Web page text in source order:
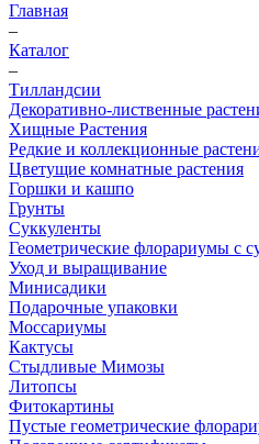
Главная
–
Каталог
–
Тилландсии
Декоративно-лиственные
Хищные Растения
Редкие и коллекционные
Цветущие комнатные растения
Горшки и кашпо
Грунты
Суккуленты
Геометрические флорариумы с
Уход и выращивание
Минисадики
Подарочные упаковки
Моссариумы
Кактусы
Стыдливые Мимозы
Литопсы
Фитокартины
Пустые геометрические